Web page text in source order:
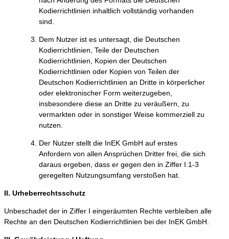
Kodierrichtlinien inhaltlich vollständig vorhanden
sind.
Dem Nutzer ist es untersagt, die Deutschen
Kodierrichtlinien, Teile der Deutschen
Kodierrichtlinien, Kopien der Deutschen
Kodierrichtlinien oder Kopien von Teilen der
Deutschen Kodierrichtlinien an Dritte in körperlicher
oder elektronischer Form weiterzugeben,
insbesondere diese an Dritte zu veräußern, zu
vermarkten oder in sonstiger Weise kommerziell zu
nutzen.
Der Nutzer stellt die InEK GmbH auf erstes
Anfordern von allen Ansprüchen Dritter frei, die sich
daraus ergeben, dass er gegen den in Ziffer I.1-3
geregelten Nutzungsumfang verstoßen hat.
II. Urheberrechtsschutz
Unbeschadet der in Ziffer I eingeräumten Rechte verbleiben alle
Rechte an den Deutschen Kodierrichtlinien bei der InEK GmbH.